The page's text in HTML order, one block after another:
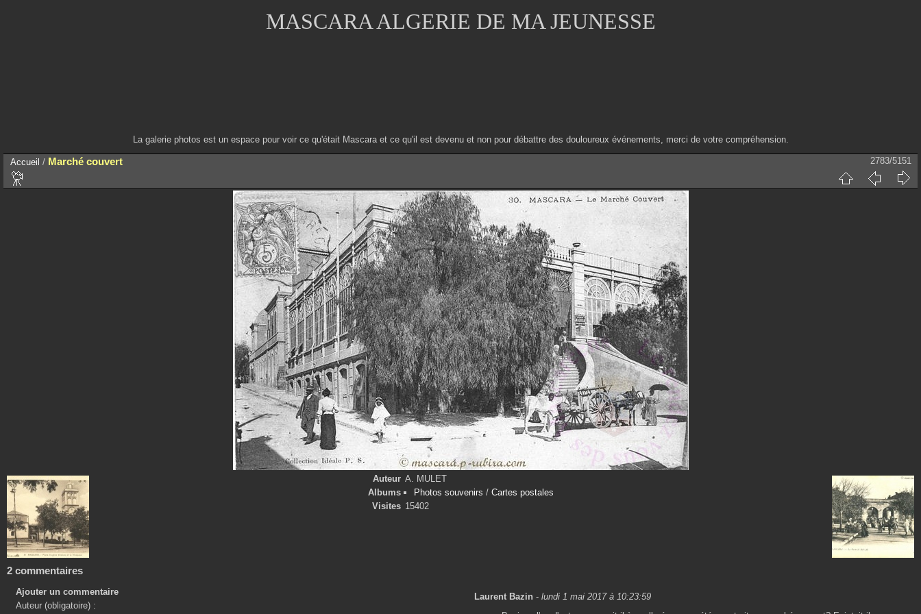
MASCARA ALGERIE DE MA JEUNESSE
La galerie photos est un espace pour voir ce qu'était Mascara et ce qu'il est devenu et non pour débattre des douloureux événements, merci de votre compréhension.
Accueil / Marché couvert 2783/5151
Auteur A. MULET
Albums
Photos souvenirs / Cartes postales
Visites 15402
2 commentaires
Ajouter un commentaire
Auteur (obligatoire) :
Laurent Bazin -lundi 1 mai 2017 à 10:23:59